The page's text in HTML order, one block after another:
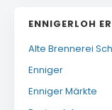
ENNIGERLOH
Alte Brennerei
Enniger
Enniger Märkte